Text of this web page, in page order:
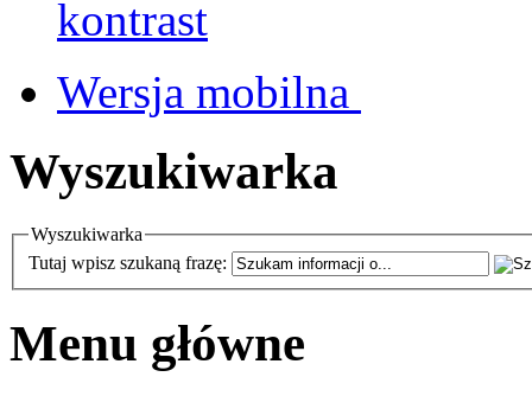
Wersja mobilna
Wyszukiwarka
Wyszukiwarka
Tutaj wpisz szukaną frazę:
Menu główne